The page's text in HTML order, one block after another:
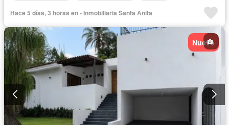
Hace 5 días, 3 horas en - Inmobiliaria Santa Anita
Nuevo